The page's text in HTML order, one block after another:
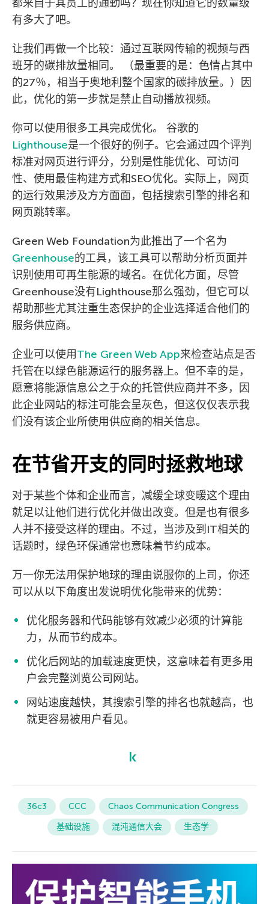
都来自于其员工的通勤吗？现在你知道它的数量级
有多大了吧。
让我们再做一个比较：通过互联网传输的视频与西
班牙的碳排放量相同。 （最重要的是：色情占其中
的27％，相当于奥地利整个国家的碳排放量。）因
此，优化的第一步就是禁止自动播放视频。
你可以使用很多工具完成优化。 谷歌的
Lighthouse是一个很好的例子。它会通过四个评判
标准对网页进行评分，分别是性能优化、可访问
性、使用最佳构建方式和SEO优化。实际上，网页
的运行效果涉及方方面面，包括搜索引擎的排名和
网页跳转率。
Green Web Foundation为此推出了一个名为
Greenhouse的工具，该工具可以帮助分析页面并
识别使用可再生能源的域名。在优化方面，尽管
Greenhouse没有Lighthouse那么强劲，但它可以
帮助那些尤其注重生态保护的企业选择适合他们的
服务供应商。
企业可以使用The Green Web App来检查站点是否
托管在以绿色能源运行的服务器上。但不幸的是，
愿意将能源信息公之于众的托管供应商并不多，因
此企业网站的标注可能会呈灰色，但这仅仅表示我
们没有该企业所使用供应商的相关信息。
在节省开支的同时拯救地球
对于某些个体和企业而言，减缓全球变暖这个理由
就足以让他们进行优化并做出改变。但是也有很多
人并不接受这样的理由。不过，当涉及到IT相关的
话题时，绿色环保通常也意味着节约成本。
万一你无法用保护地球的理由说服你的上司，你还
可以从以下角度出发说明优化能带来的优势：
优化服务器和代码能够有效减少必须的计算能
力，从而节约成本。
优化后网站的加载速度更快，这意味着有更多用
户会完整浏览公司网站。
网站速度越快，其搜索引擎的排名也就越高，也
就更容易被用户看见。
36c3 CCC
Chaos Communication Congress
基础设施
混沌通信大会 生态学